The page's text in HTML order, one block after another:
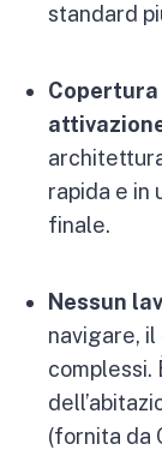
standard
rapida e in
finale.
Nessun
navigare,
complessi.
(fornita da